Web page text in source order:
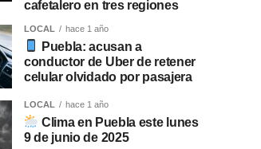
cafetalero en tres regiones
LOCAL hace 1 año
Puebla: acusan a
conductor de Uber de retener
celular olvidado por pasajera
LOCAL hace 1 año
Clima en Puebla este lunes
9 de junio de 2025